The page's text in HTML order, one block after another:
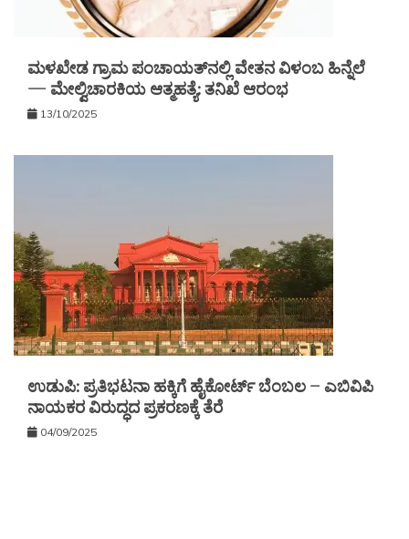
ಮಳಖೇಡ ಗ್ರಾಮ ಪಂಚಾಯತ್‌ನಲ್ಲಿ ವೇತನ ವಿಳಂಬ ಹಿನ್ನೆಲೆ
— ಮೇಲ್ವಿಚಾರಕಿಯ ಆತ್ಮಹತ್ಯೆ: ತನಿಖೆ ಆರಂಭ
13/10/2025
ಉಡುಪಿ: ಪ್ರತಿಭಟನಾ ಹಕ್ಕಿಗೆ ಹೈಕೋರ್ಟ್ ಬೆಂಬಲ – ಎಬಿವಿಪಿ
ನಾಯಕರ ವಿರುದ್ಧದ ಪ್ರಕರಣಕ್ಕೆ ತೆರೆ
04/09/2025